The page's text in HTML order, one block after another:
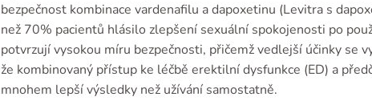
bezpečnost kombinace vardenafilu a dapoxetinu (Levitra s
než 70% pacientů hlásilo zlepšení sexuální spokojenosti po
potvrzují vysokou míru bezpečnosti, přičemž vedlejší účinky se
že kombinovaný přístup ke léčbě erektilní dysfunkce (ED) a
mnohem lepší výsledky než užívání samostatně.